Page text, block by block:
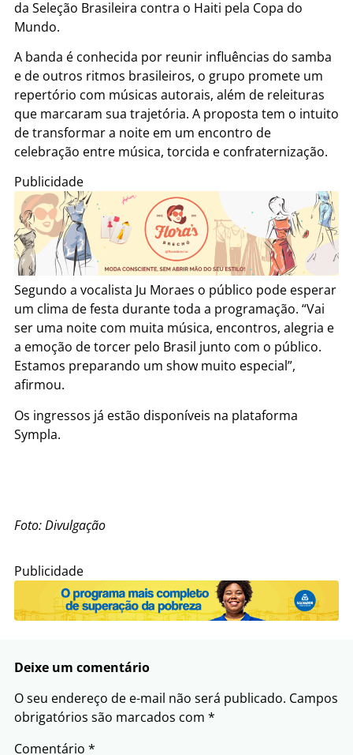
da Seleção Brasileira contra o Haiti pela Copa do
Mundo.
A banda é conhecida por reunir influências do samba
e de outros ritmos brasileiros, o grupo promete um
repertório com músicas autorais, além de releituras
que marcaram sua trajetória. A proposta tem o intuito
de transformar a noite em um encontro de
celebração entre música, torcida e confraternização.
Publicidade
Segundo a vocalista Ju Moraes o público pode esperar
um clima de festa durante toda a programação. “Vai
ser uma noite com muita música, encontros, alegria e
a emoção de torcer pelo Brasil junto com o público.
Estamos preparando um show muito especial”,
afirmou.
Os ingressos já estão disponíveis na plataforma
Sympla.
Foto: Divulgação
Publicidade
Deixe um comentário
O seu endereço de e-mail não será publicado. Campos
obrigatórios são marcados com *
Comentário *